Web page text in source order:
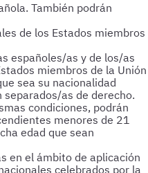
También podrán
de los Estados miembros
españoles/as y de los/as
miembros de la Unión
sea su nacionalidad
as de derecho.
condiciones, podrán
menores de 21
edad que sean
en el ámbito de aplicación
celebrados por la